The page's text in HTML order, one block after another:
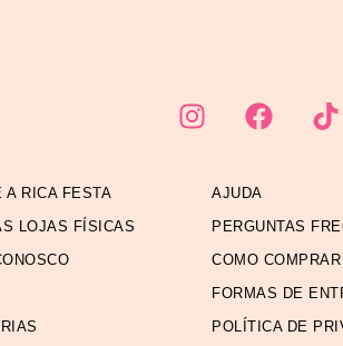
A RICA FESTA
LOJAS FÍSICAS
AJUDA
PERGUNTAS
COMO COMPRAR
FORMAS DE
POLÍTICA DE